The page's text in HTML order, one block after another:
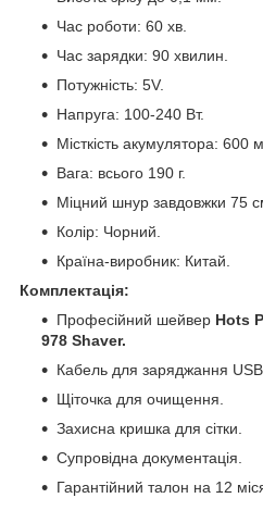
Час роботи: 60 хв.
Час зарядки: 90 хвилин.
Потужність: 5V.
Напруга: 100-240 Вт.
Місткість акумулятора: 600
Вага: всього 190 г.
Міцний шнур завдовжки 75
Колір: Чорний.
Країна-виробник: Китай.
Комплектація:
Професійний шейвер Hots
978 Shaver.
Кабель для заряджання USB.
Щіточка для очищення.
Захисна кришка для сітки.
Супровідна документація.
Гарантійний талон на 12